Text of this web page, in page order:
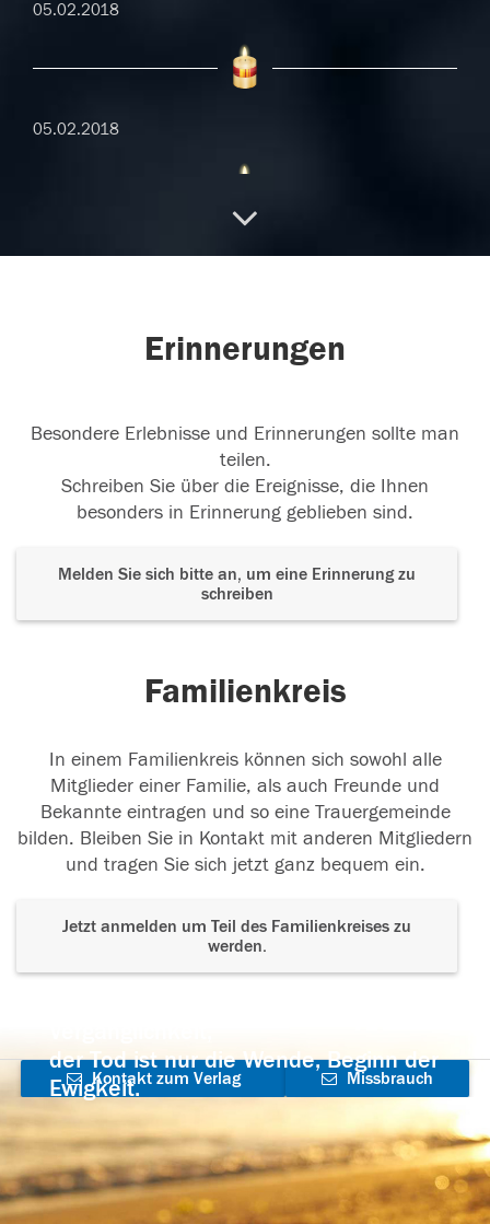
05.02.2018
05.02.2018
Erinnerungen
Besondere Erlebnisse und Erinnerungen sollte man
teilen.
Schreiben Sie über die Ereignisse, die Ihnen
besonders in Erinnerung geblieben sind.
Melden Sie sich bitte an, um eine Erinnerung zu
schreiben
Familienkreis
In einem Familienkreis können sich sowohl alle
Mitglieder einer Familie, als auch Freunde und
Bekannte eintragen und so eine Trauergemeinde
bilden. Bleiben Sie in Kontakt mit anderen Mitgliedern
und tragen Sie sich jetzt ganz bequem ein.
Jetzt anmelden um Teil des Familienkreises zu
werden.
der Tod ist nur die Wende, Beginn der
Ewigkeit.
Kontakt zum Verlag
aufnehmen
Missbrauch